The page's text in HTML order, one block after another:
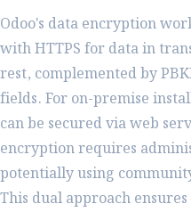
Odoo's data encryption
with HTTPS for data in
rest, complemented by
fields. For on-premise
can be secured via web
encryption requires
potentially using
This dual approach